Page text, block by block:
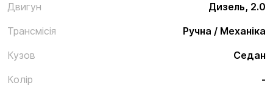
Двигун
Дизель, 2.0
Трансмісія
Ручна / Механіка
Кузов
Седан
Колір
-